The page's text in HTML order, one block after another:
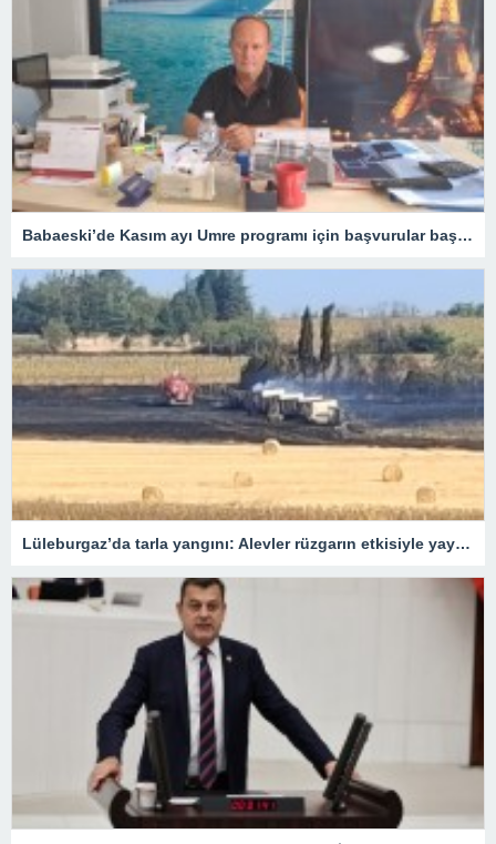
Babaeski’de Kasım ayı Umre programı için başvurular başladı
Lüleburgaz’da tarla yangını: Alevler rüzgarın etkisiyle yayıldı